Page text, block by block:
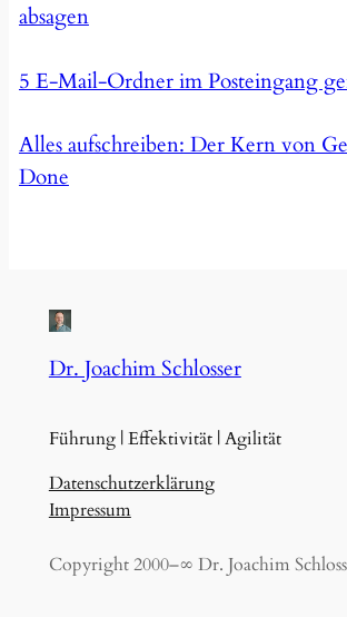
absagen
5 E-Mail-Ordner im Posteingang
Alles aufschreiben: Der Kern von
Done
Dr. Joachim Schlosser
Führung | Effektivität | Agilität
Datenschutzerklärung
Impressum
Copyright 2000–∞ Dr. Joachim